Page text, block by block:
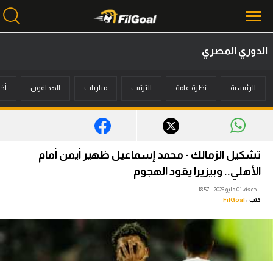
أخبار
ميركاتو
فانتازي في الجول
مسابقة التوقعات
فيديوهات
الدوري المصري
الرئيسية نظرة عامة الترتيب مباريات الهدافون
تشكيل الزمالك - محمد إسماعيل ظهير أيمن أمام
الأهلي.. وبيزيرا يقود الهجوم
الجمعة، 01 مايو 2026 - 18:57
كتب : FilGoal